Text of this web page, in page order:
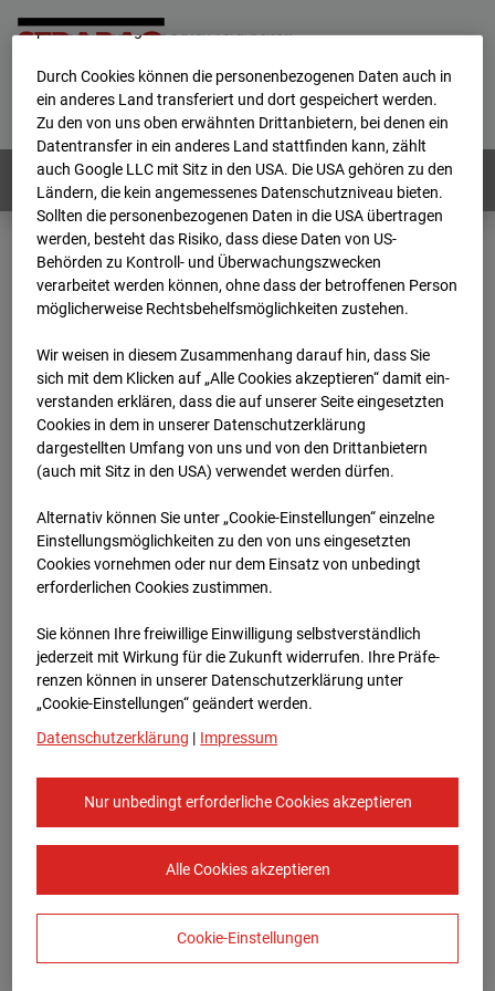
Home E-Mail Impressum
Login
Deutsch / English
Webcams: Alle Länder
Home
Deutschland
BC-120 - BV W2 Campus BT 1-3
Archiv
2026
12:10
BC-120 - BV W2
Campus BT 1-3
Stuttgart
Zur Übersicht
Europe/Berlin
personenbezogene Daten verarbeitet.
Durch Cookies können die personenbezogenen Daten auch in
ein anderes Land transferiert und dort gespeichert werden.
Zu den von uns oben erwähnten Drittanbietern, bei denen ein
Datentransfer in ein anderes Land stattfinden kann, zählt
auch Google LLC mit Sitz in den USA. Die USA gehören zu den
Ländern, die kein angemessenes Datenschutzniveau bieten.
Sollten die personenbezogenen Daten in die USA übertragen
werden, besteht das Risiko, dass diese Daten von US-
Behörden zu Kontroll- und Überwachungszwecken
verarbeitet werden können, ohne dass der betroffenen Person
möglicherweise Rechtsbehelfsmöglichkeiten zustehen.
Wir weisen in diesem Zusammenhang darauf hin, dass Sie
sich mit dem Klicken auf „Alle Cookies akzeptieren“ damit ein­
ver­standen erklären, dass die auf unserer Seite eingesetzten
Cookies in dem in unserer Datenschutzerklärung
dargestellten Umfang von uns und von den Drittanbietern
(auch mit Sitz in den USA) verwendet werden dürfen.
Alternativ können Sie unter „Cookie-Einstellungen“ einzelne
Einstellungsmöglichkeiten zu den von uns eingesetzten
Cookies vornehmen oder nur dem Einsatz von unbedingt
erforderlichen Cookies zustimmen.
Sie können Ihre freiwillige Einwilligung selbstverständlich
jederzeit mit Wirkung für die Zukunft widerrufen. Ihre Prä­fe­
renzen können in unserer Datenschutzerklärung unter
„Cookie-Einstellungen“ geändert werden.
Datenschutzerklärung | Impressum
Nur unbedingt erforderliche Cookies akzeptieren
Alle Cookies akzeptieren
Cookie-Einstellungen